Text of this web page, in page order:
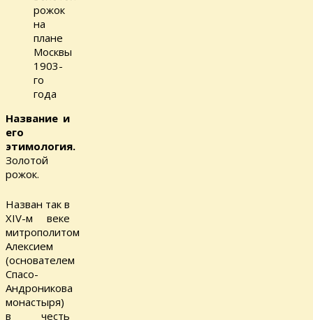
рожок
на
плане
Москвы
1903-
го
года
Название и
его
этимология.
Золотой
рожок.
Назван так в
XIV-м веке
митрополитом
Алексием
(основателем
Спасо-
Андроникова
монастыря)
в честь